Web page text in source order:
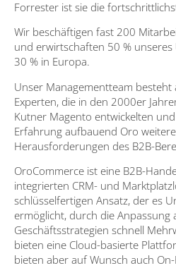
Forrester ist sie die
Wir beschäftigen fast 200
und erwirtschaften 50 % unseres
30 % in Europa.
Unser Managementteam besteht
Experten, die in den 2000er
Kutner Magento entwickelten
Erfahrung aufbauend Oro
Herausforderungen des B2B-
OroCommerce ist eine B2B-
integrierten CRM- und
schlüsselfertigen Ansatz, der es
ermöglicht, durch die Anpassung
Geschäftsstrategien schnell
bieten eine Cloud-basierte
bieten aber auf Wunsch auch